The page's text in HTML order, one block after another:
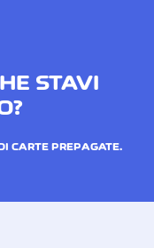
STAVI
CARTE PREPAGATE.